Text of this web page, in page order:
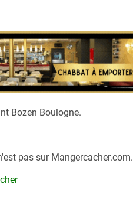
Bozen Boulogne.
pas sur Mangercacher.com.